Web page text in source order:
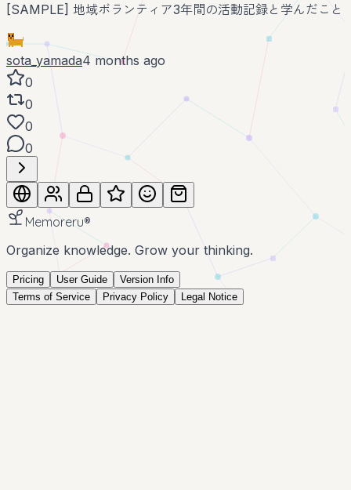
[SAMPLE] 地域ボランティア3年間の活動記録と学んだこと
sota_yamada4 months ago
0
0
0
0
Memoreru®
Organize knowledge. Grow your thinking.
Pricing User Guide
Version Info
Terms of Service
Privacy Policy Legal Notice